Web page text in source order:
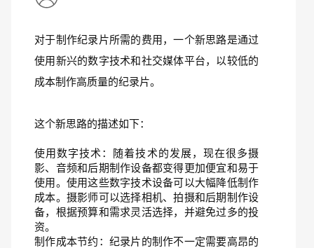
对于制作纪录片所需的费用，一个新思路是通过
使用新兴的数字技术和社交媒体平台，以较低的
成本制作高质量的纪录片。
这个新思路的描述如下：
使用数字技术：随着技术的发展，现在很多摄
影、音频和后期制作设备都变得更加便宜和易于
使用。使用这些数字技术设备可以大幅降低制作
成本。摄影师可以选择相机、拍摄和后期制作设
备，根据预算和需求灵活选择，并避免过多的投
资。
制作成本节约：纪录片的制作不一定需要高昂的